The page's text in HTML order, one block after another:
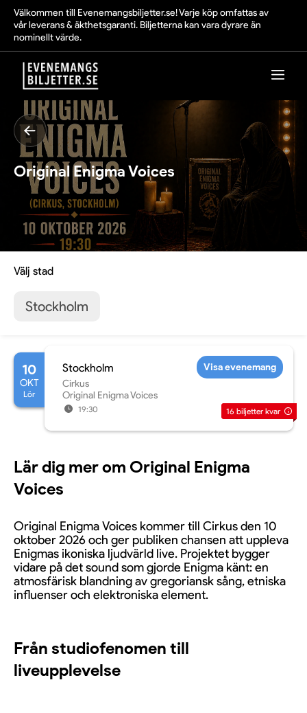
Välkommen till Evenemangsbiljetter.se! Varje köp omfattas av
vår leverans & äkthetsgaranti. Biljetterna kan vara dyrare än
nominellt värde.
Original Enigma Voices
Välj stad
Stockholm
10
OKT
Lör
Stockholm
Cirkus
Original Enigma Voices
19:30
Visa evenemang
16 biljetter kvar
Lär dig mer om Original Enigma
Voices
Original Enigma Voices kommer till Cirkus den 10
oktober 2026 och ger publiken chansen att uppleva
Enigmas ikoniska ljudvärld live. Projektet bygger
vidare på det sound som gjorde Enigma känt: en
atmosfärisk blandning av gregoriansk sång, etniska
influenser och elektroniska element.
Från studiofenomen till
liveupplevelse